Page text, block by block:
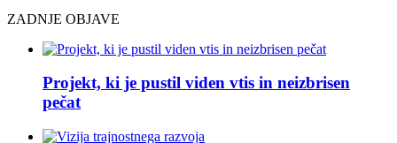
ZADNJE OBJAVE
Projekt, ki je pustil viden vtis in neizbrisen
pečat